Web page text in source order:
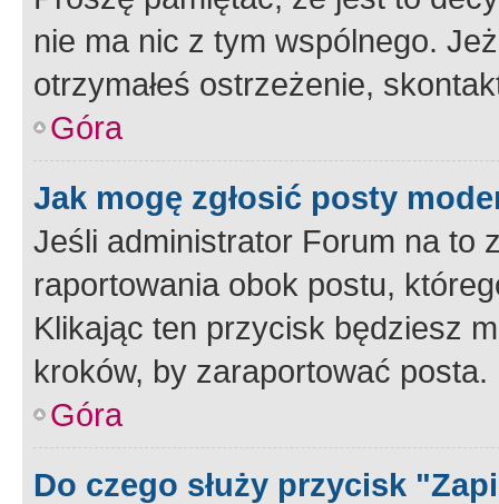
nie ma nic z tym wspólnego.
otrzymałeś ostrzeżenie,
Góra
Jak mogę zgłosić posty
Jeśli administrator Forum na to
raportowania obok postu,
Klikając ten przycisk będziesz
kroków, by zaraportować posta.
Góra
Do czego służy przycisk